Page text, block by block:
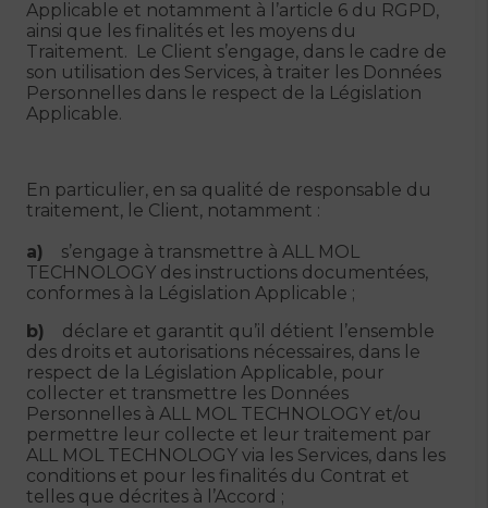
Applicable et notamment à l’article 6 du RGPD,
ainsi que les finalités et les moyens du
Traitement. Le Client s’engage, dans le cadre de
son utilisation des Services, à traiter les Données
Personnelles dans le respect de la Législation
Applicable.
En particulier, en sa qualité de responsable du
traitement, le Client, notamment :
a) s’engage à transmettre à ALL MOL
TECHNOLOGY des instructions documentées,
conformes à la Législation Applicable ;
b) déclare et garantit qu’il détient l’ensemble
des droits et autorisations nécessaires, dans le
respect de la Législation Applicable, pour
collecter et transmettre les Données
Personnelles à ALL MOL TECHNOLOGY et/ou
permettre leur collecte et leur traitement par
ALL MOL TECHNOLOGY via les Services, dans les
conditions et pour les finalités du Contrat et
telles que décrites à l’Accord ;